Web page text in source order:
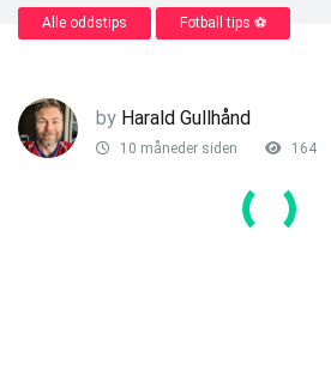
Alle oddstips Fotball tips ⚽
by Harald Gullhånd
10 måneder siden 164